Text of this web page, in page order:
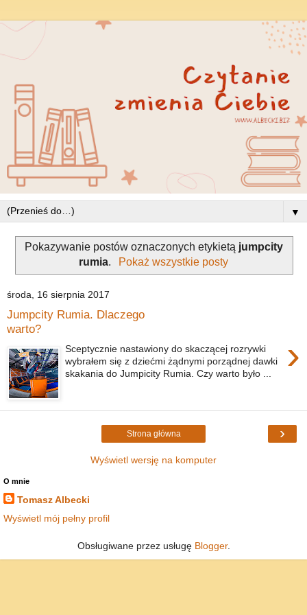
▼
Pokazywanie postów oznaczonych etykietą jumpcity
rumia. Pokaż wszystkie posty
środa, 16 sierpnia 2017
Jumpcity Rumia. Dlaczego
warto?
›
Sceptycznie nastawiony do skaczącej rozrywki
wybrałem się z dziećmi żądnymi porządnej dawki
skakania do Jumpicity Rumia. Czy warto było ...
›
Strona główna
Wyświetl wersję na komputer
O mnie
Tomasz Albecki
Wyświetl mój pełny profil
Obsługiwane przez usługę Blogger.